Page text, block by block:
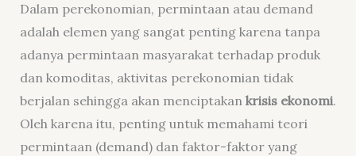
Dalam perekonomian, permintaan atau demand
adalah elemen yang sangat penting karena tanpa
adanya permintaan masyarakat terhadap produk
dan komoditas, aktivitas perekonomian tidak
berjalan sehingga akan menciptakan krisis ekonomi.
Oleh karena itu, penting untuk memahami teori
permintaan (demand) dan faktor-faktor yang